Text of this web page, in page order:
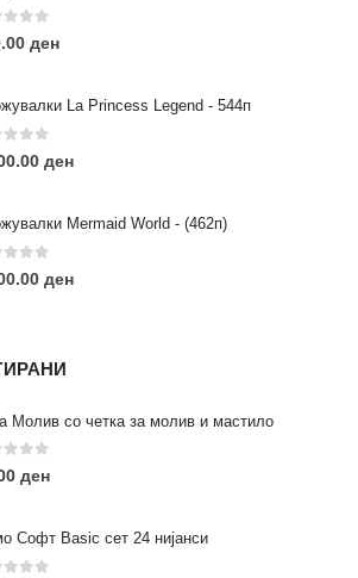
of 5ден
La Princess Legend - 544п
of 5 ден
Mermaid World - (462п)
of 5 ден
Молив со четка за молив и мастило
of 5ден
Софт Basic сет 24 нијанси
FIMO Креативни Сетови
staedtler